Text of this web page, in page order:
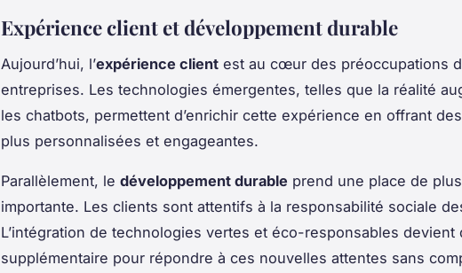
Expérience client et développement durable
Aujourd’hui, l’expérience client est au cœur des préoccupations
entreprises. Les technologies émergentes, telles que la réalité
les chatbots, permettent d’enrichir cette expérience en offrant
plus personnalisées et engageantes.
Parallèlement, le développement durable prend une place de
importante. Les clients sont attentifs à la responsabilité sociale
L’intégration de technologies vertes et éco-responsables devient
supplémentaire pour répondre à ces nouvelles attentes sans